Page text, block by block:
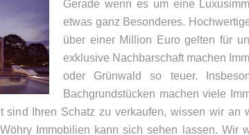
Gerade wenn es um eine
etwas ganz Besonderes.
über einer Million Euro gelten für
exklusive Nachbarschaft machen
oder Grünwald so teuer.
Bachgrundstücken machen viele
sind Ihren Schatz zu verkaufen, wissen wir an
Immobilien kann sich sehen lassen. Wir